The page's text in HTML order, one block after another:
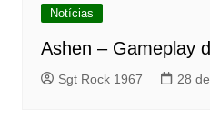
Notícias
Ashen – Gameplay
Sgt Rock 1967 28